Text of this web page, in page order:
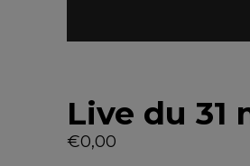
Live du 31
€0,00